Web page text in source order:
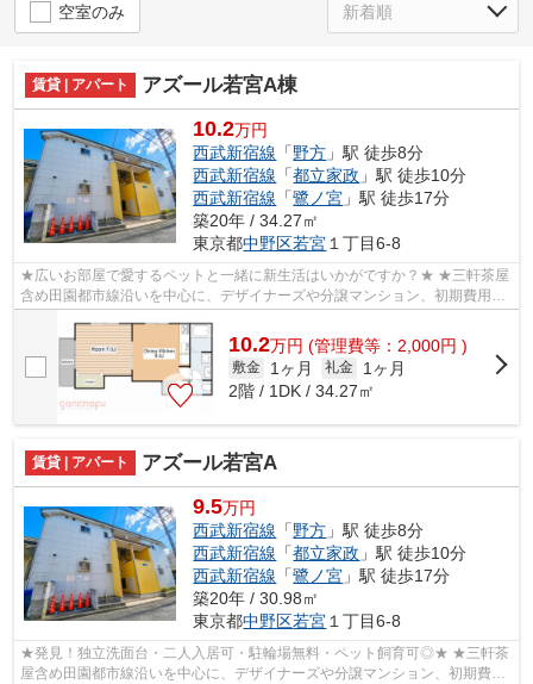
空室のみ
賃貸 | アパート アズール若宮A棟
10.2万円
西武新宿線 「野方 」駅 徒歩8分
西武新宿線 「都立家政 」駅 徒歩10分
西武新宿線 「鷺ノ宮 」駅 徒歩17分
築20年 / 34.27㎡
東京都中野区若宮１丁目6-8
★広いお部屋で愛するペットと一緒に新生活はいかがですか？★ ★三軒茶屋
含め田園都市線沿いを中心に、デザイナーズや分譲マンション、初期費用を
10.2万円 (管理費等：2,000円 )
敷金 1ヶ月 礼金
1ヶ月
2階 / 1DK / 34.27㎡
賃貸 | アパート アズール若宮A
9.5万円
西武新宿線 「野方 」駅 徒歩8分
西武新宿線 「都立家政 」駅 徒歩10分
西武新宿線 「鷺ノ宮 」駅 徒歩17分
築20年 / 30.98㎡
東京都中野区若宮 １丁目6-8
★発見！独立洗面台・二人入居可・駐輪場無料・ペット飼育可◎★ ★三軒茶
屋含め田園都市線沿いを中心に、デザイナーズや分譲マンション、初期費用